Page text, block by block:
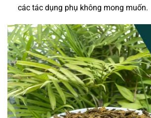
các tác dụng phụ không mong muốn.